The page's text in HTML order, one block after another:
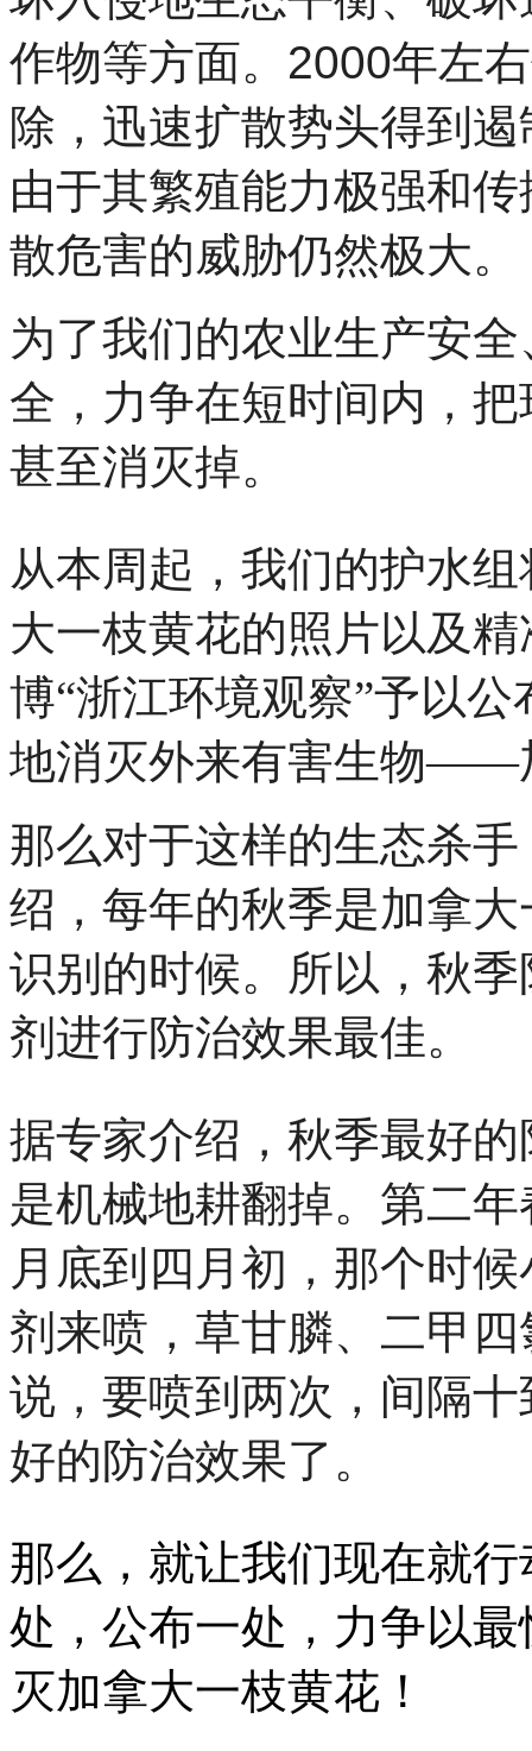
作物等方面。 2000年左
除，迅速扩散势头得到
由于其繁殖能力极强和
散危害的威胁仍然极大。
为了我们的农业生产安
全，力争在短时间内，
甚至消灭掉。
从本周起，我们的护水
大一枝黄花的照片以及
博“浙江环境观察”予以
地消灭外来有害生物——
那么对于这样的生态杀
绍，每年的秋季是加拿
识别的时候。所以，秋
剂进行防治效果最佳。
据专家介绍，秋季最好
是机械地耕翻掉。第二
月底到四月初，那个时
剂来喷，草甘膦、二甲
说，要喷到两次，间隔
好的防治效果了。
那么，就让我们现在就
处，公布一处，力争以
灭加拿大一枝黄花！